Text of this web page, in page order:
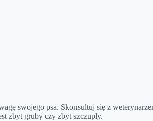
swojego psa. Skonsultuj się z
zbyt gruby czy zbyt szczupły.